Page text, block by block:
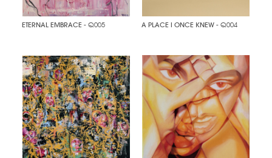
ETERNAL EMBRACE - Q005 A PLACE I ONCE KNEW - Q004